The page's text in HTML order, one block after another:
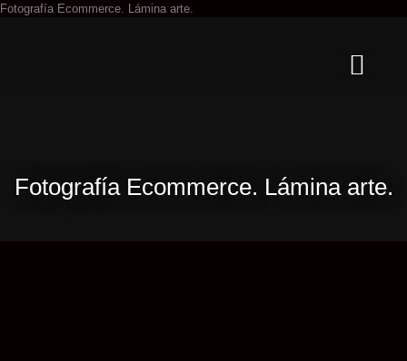
Fotografía Ecommerce. Lámina arte.
Fotografía Ecommerce. Lámina arte.